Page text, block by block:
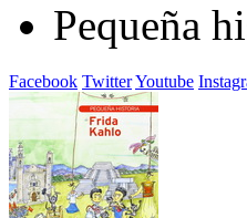
Pequeña
Facebook TwitterYoutube